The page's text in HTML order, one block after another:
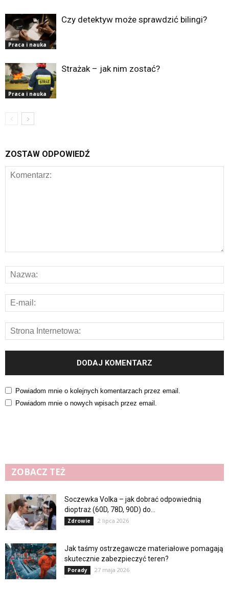
Praca i nauka
Czy detektyw może sprawdzić bilingi?
Praca i nauka
Strażak – jak nim zostać?
ZOSTAW ODPOWIEDŹ
Powiadom mnie o kolejnych komentarzach przez email.
Powiadom mnie o nowych wpisach przez email.
ZOBACZ TEŻ
Soczewka Volka – jak dobrać odpowiednią
dioptraż (60D, 78D, 90D) do...
Zdrowie 2 lipca 2026
Jak taśmy ostrzegawcze materiałowe pomagają
skutecznie zabezpieczyć teren?
Porady 27 maja 2026